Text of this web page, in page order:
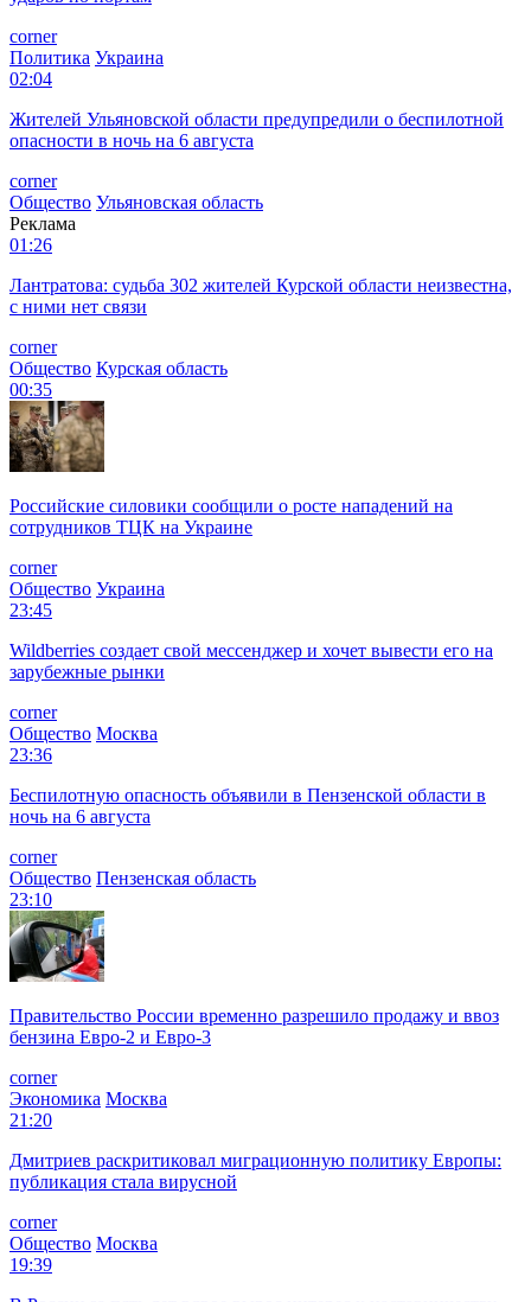
corner
Политика Украина
02:04
Жителей Ульяновской области предупредили о беспилотной
опасности в ночь на 6 августа
corner
Общество Ульяновская область
Реклама
01:26
Лантратова: судьба 302 жителей Курской области неизвестна,
с ними нет связи
corner
Общество Курская область
00:35
Российские силовики сообщили о росте нападений на
сотрудников ТЦК на Украине
corner
Общество Украина
23:45
Wildberries создает свой мессенджер и хочет вывести его на
зарубежные рынки
corner
Общество Москва
23:36
Беспилотную опасность объявили в Пензенской области в
ночь на 6 августа
corner
Общество Пензенская область
23:10
Правительство России временно разрешило продажу и ввоз
бензина Евро-2 и Евро-3
corner
Экономика Москва
21:20
Дмитриев раскритиковал миграционную политику Европы:
публикация стала вирусной
corner
Общество Москва
19:39